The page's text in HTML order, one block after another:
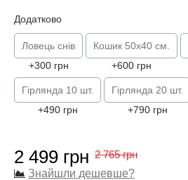
Додатково
Ловець снів
+300 грн
Кошик 50х40 см.
+600 грн
Гірлянда 10 шт.
+490 грн
Гірлянда 20 шт.
+790 грн
2 499 грн 2 765 грн
Знайшли дешевше?